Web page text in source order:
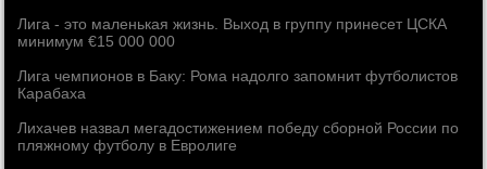
Лига - это маленькая жизнь. Выход в группу принесет ЦСКА
минимум €15 000 000
Лига чемпионов в Баку: Рома надолго запомнит футболистов
Карабаха
Лихачев назвал мегадостижением победу сборной России по
пляжному футболу в Евролиге